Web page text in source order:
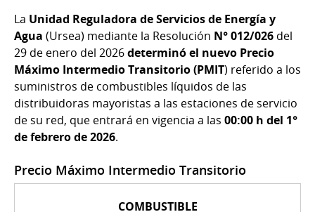
La Unidad Reguladora de Servicios de Energía y
Agua (Ursea) mediante la Resolución N° 012/026 del
29 de enero del 2026determinó el nuevo Precio
Máximo Intermedio Transitorio (PMIT) referido a los
suministros de combustibles líquidos de las
distribuidoras mayoristas a las estaciones de servicio
de su red, que entrará en vigencia a las 00:00 h del 1°
de febrero de 2026.
Precio Máximo Intermedio Transitorio
COMBUSTIBLE